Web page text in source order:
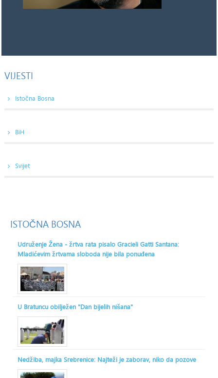
VIJESTI
Istočna Bosna
BiH
Svijet
ISTOČNA BOSNA
Udruženje Žena - žrtva rata pisalo Gracieli Gatti Santana:
Mladićevim žrtvama sloboda nije bila ponuđena
U Bratuncu obilježen "Dan bijelih nišana"
Nedžiba, majka Srebrenice: Najteži je zaborav, niko da pozove